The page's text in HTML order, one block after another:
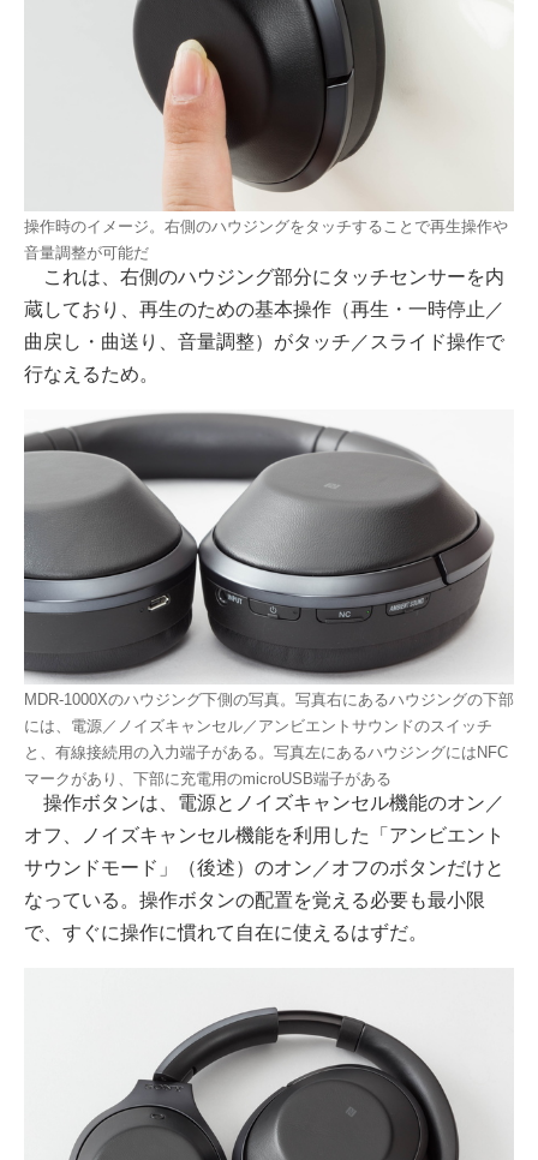
操作時のイメージ。右側のハウジングをタッチすることで再生操作や
音量調整が可能だ
これは、右側のハウジング部分にタッチセンサーを内
蔵しており、再生のための基本操作（再生・一時停止／
曲戻し・曲送り、音量調整）がタッチ／スライド操作で
行なえるため。
MDR-1000Xのハウジング下側の写真。写真右にあるハウジングの下部
には、電源／ノイズキャンセル／アンビエントサウンドのスイッチ
と、有線接続用の入力端子がある。写真左にあるハウジングにはNFC
マークがあり、下部に充電用のmicroUSB端子がある
操作ボタンは、電源とノイズキャンセル機能のオン／
オフ、ノイズキャンセル機能を利用した「アンビエント
サウンドモード」（後述）のオン／オフのボタンだけと
なっている。操作ボタンの配置を覚える必要も最小限
で、すぐに操作に慣れて自在に使えるはずだ。